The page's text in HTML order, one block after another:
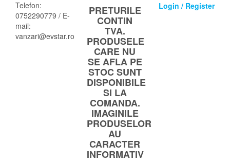
content
Telefon:
0752290779 / E-
mail:
vanzari@evstar.ro
PRETURILE
CONTIN
TVA.
PRODUSELE
CARE NU
SE AFLA PE
STOC SUNT
DISPONIBILE
SI LA
COMANDA.
IMAGINILE
PRODUSELOR
AU
CARACTER
INFORMATIV
Login / Register